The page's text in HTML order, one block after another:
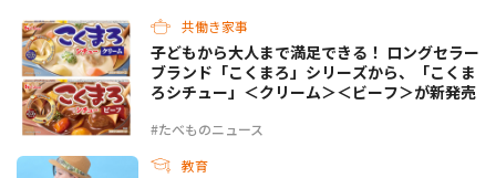
共働き家事
#たべものニュース
子どもから大人まで満足できる！ ロングセラー
ブランド「こくまろ」シリーズから、「こくま
ろシチュー」＜クリーム＞＜ビーフ＞が新発売
教育